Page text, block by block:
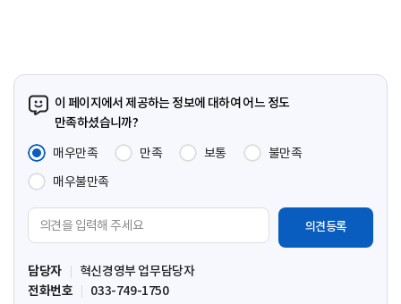
이 페이지에서 제공하는 정보에 대하여 어느 정도
만족하셨습니까?
매우만족
만족 보통
불만족
매우불만족
견
입
력
담당자
혁신경영부 업무담당자
전화번호
033-749-1750